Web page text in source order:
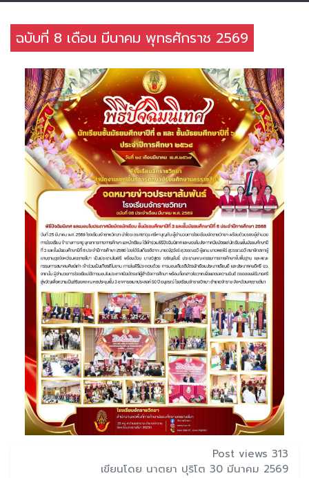
ฉบับที่ 8 เดือน มีนาคม พุทธศักราช 2569
Post views 313
เขียนโดย นาตยา ปุริโต 30 มีนาคม 2569